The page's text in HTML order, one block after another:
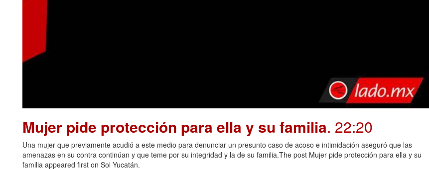
Mujer pide protección para ella y su familia. 22:20
Una mujer que previamente acudió a este medio para denunciar un presunto caso de acoso e intimidación aseguró que las
amenazas en su contra continúan y que teme por su integridad y la de su familia.The post Mujer pide protección para ella y su
familia appeared first on Sol Yucatán.